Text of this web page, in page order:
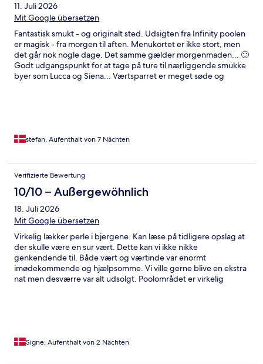
11. Juli 2026
Mit Google übersetzen
Fantastisk smukt - og originalt sted. Udsigten fra Infinity poolen
er magisk - fra morgen til aften. Menukortet er ikke stort, men
det går nok nogle dage. Det samme gælder morgenmaden... 🙂
Godt udgangspunkt for at tage på ture til nærliggende smukke
byer som Lucca og Siena... Værtsparret er meget søde og
stefan, Aufenthalt von 7 Nächten
Verifizierte Bewertung
10/10 – Außergewöhnlich
18. Juli 2026
Mit Google übersetzen
Virkelig lækker perle i bjergene. Kan læse på tidligere opslag at
der skulle være en sur vært. Dette kan vi ikke nikke
genkendende til. Både vært og værtinde var enormt
imødekommende og hjælpsomme. Vi ville gerne blive en ekstra
nat men desværre var alt udsolgt. Poolområdet er virkelig
Signe, Aufenthalt von 2 Nächten